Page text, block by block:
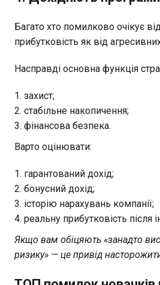
Багато хто помилково очікує
прибутковість як від
Насправді основна функція
захист;
стабільне накопичення;
фінансова безпека.
Варто оцінювати:
гарантований дохід;
бонусний дохід;
історію нарахувань компанії;
реальну прибутковість після
Якщо вам обіцяють «занадто
ризику» — це привід